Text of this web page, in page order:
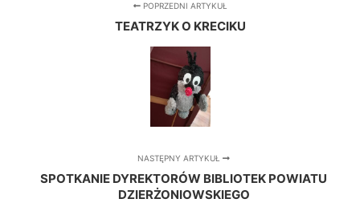
POPRZEDNI ARTYKUŁ
TEATRZYK O KRECIKU
NASTĘPNY ARTYKUŁ
SPOTKANIE DYREKTORÓW BIBLIOTEK POWIATU
DZIERŻONIOWSKIEGO